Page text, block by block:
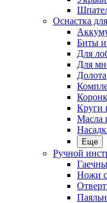
Оснастка
Биты и
Для
Для
Долота
Круги
Масла
Еще
Ручной
Ножи